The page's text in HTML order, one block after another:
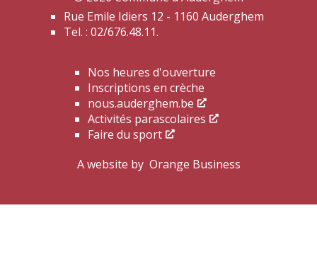
Rue Emile Idiers 12 - 1160 Auderghem
Tel. : 02/676.48.11.
Nos heures d'ouverture
Inscriptions en crèche
nous.auderghem.be
Activités parascolaires
Faire du sport
A website by Orange Business